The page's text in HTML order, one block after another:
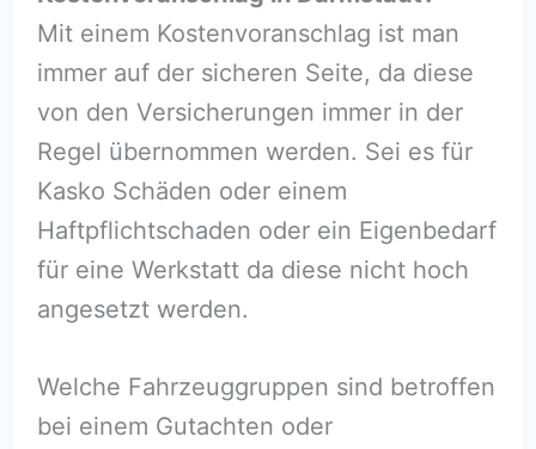
Mit einem Kostenvoranschlag ist man
immer auf der sicheren Seite, da diese
von den Versicherungen immer in der
Regel übernommen werden. Sei es für
Kasko Schäden oder einem
Haftpflichtschaden oder ein Eigenbedarf
für eine Werkstatt da diese nicht hoch
angesetzt werden.
Welche Fahrzeuggruppen sind betroffen
bei einem Gutachten oder